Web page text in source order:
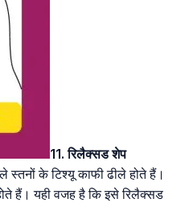
11. रिलैक्सड शेप
स्तनों के टिश्यू काफी ढीले होते हैं।
हैं। यही वजह है कि इसे रिलैक्सड